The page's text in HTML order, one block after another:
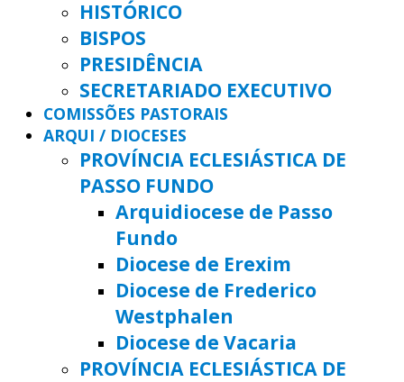
HISTÓRICO
BISPOS
PRESIDÊNCIA
SECRETARIADO EXECUTIVO
COMISSÕES PASTORAIS
ARQUI / DIOCESES
PROVÍNCIA ECLESIÁSTICA DE
PASSO FUNDO
Arquidiocese de Passo
Fundo
Diocese de Erexim
Diocese de Frederico
Westphalen
Diocese de Vacaria
PROVÍNCIA ECLESIÁSTICA DE